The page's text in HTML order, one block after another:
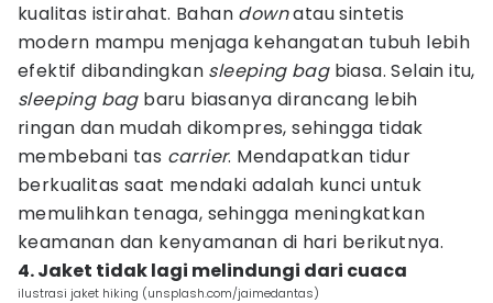
kualitas istirahat. Bahan downatau sintetis
modern mampu menjaga kehangatan tubuh lebih
efektif dibandingkan sleeping bagbiasa. Selain itu,
sleeping bagbaru biasanya dirancang lebih
ringan dan mudah dikompres, sehingga tidak
membebani tas carrier. Mendapatkan tidur
berkualitas saat mendaki adalah kunci untuk
memulihkan tenaga, sehingga meningkatkan
keamanan dan kenyamanan di hari berikutnya.
4. Jaket tidak lagi melindungi dari cuaca
ilustrasi jaket hiking (unsplash.com/jaimedantas)